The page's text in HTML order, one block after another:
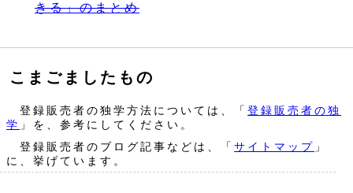
きる」のまとめ
こまごましたもの
登録販売者の独学方法については、「 登録販売者の独
学 」を、参考にしてください。
登録販売者のブログ記事などは、「 サイトマップ 」
に、挙げています。